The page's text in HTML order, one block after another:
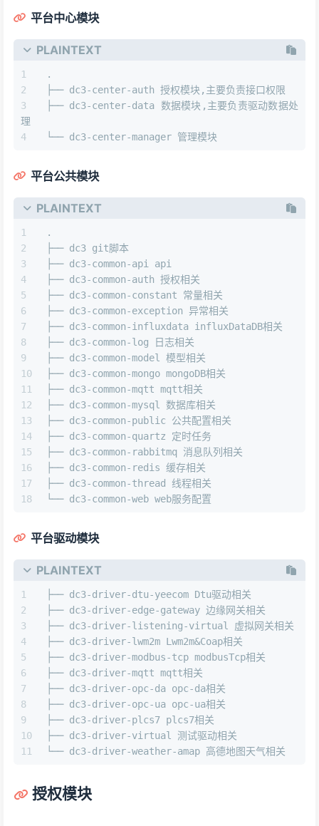
平台中心模块
PLAINTEXT
.
├── dc3-center-auth 授权模块,主要负责接口权限
├── dc3-center-data 数据模块,主要负责驱动数据处
理
└── dc3-center-manager 管理模块
平台公共模块
PLAINTEXT
.
├── dc3 git脚本
├── dc3-common-api api
├── dc3-common-auth 授权相关
├── dc3-common-constant 常量相关
├── dc3-common-exception 异常相关
├── dc3-common-influxdata influxDataDB相关
├── dc3-common-log 日志相关
├── dc3-common-model 模型相关
├── dc3-common-mongo mongoDB相关
├── dc3-common-mqtt mqtt相关
├── dc3-common-mysql 数据库相关
├── dc3-common-public 公共配置相关
├── dc3-common-quartz 定时任务
├── dc3-common-rabbitmq 消息队列相关
├── dc3-common-redis 缓存相关
├── dc3-common-thread 线程相关
└── dc3-common-web web服务配置
平台驱动模块
PLAINTEXT
├── dc3-driver-dtu-yeecom Dtu驱动相关
├── dc3-driver-edge-gateway 边缘网关相关
├── dc3-driver-listening-virtual 虚拟网关相关
├── dc3-driver-lwm2m Lwm2m&Coap相关
├── dc3-driver-modbus-tcp modbusTcp相关
├── dc3-driver-mqtt mqtt相关
├── dc3-driver-opc-da opc-da相关
├── dc3-driver-opc-ua opc-ua相关
├── dc3-driver-plcs7 plcs7相关
├── dc3-driver-virtual 测试驱动相关
└── dc3-driver-weather-amap 高德地图天气相关
授权模块